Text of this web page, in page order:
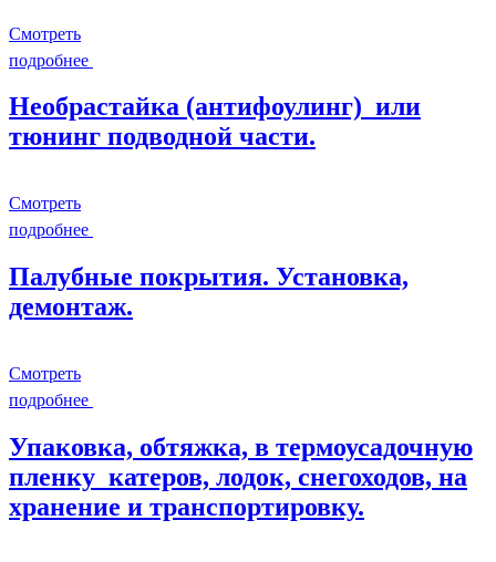
Смотреть
подробнее
Необрастайка (антифоулинг) или
тюнинг подводной части.
Смотреть
подробнее
Палубные покрытия. Установка,
демонтаж.
Смотреть
подробнее
Упаковка, обтяжка, в термоусадочную
пленку катеров, лодок, снегоходов, на
хранение и транспортировку.